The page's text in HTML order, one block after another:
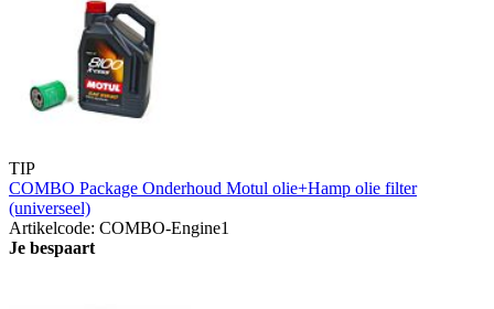
TIP
COMBO Package Onderhoud Motul olie+Hamp olie filter
(universeel)
Artikelcode: COMBO-Engine1
Je bespaart